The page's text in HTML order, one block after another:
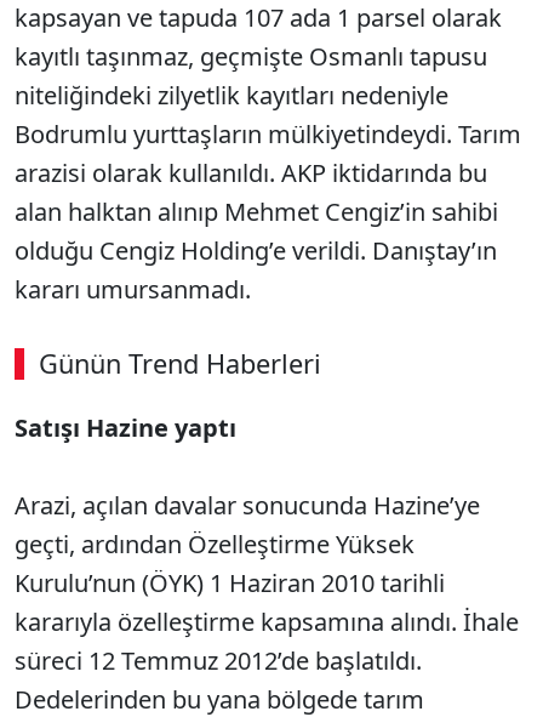
kapsayan ve tapuda 107 ada 1 parsel olarak
kayıtlı taşınmaz, geçmişte Osmanlı tapusu
niteliğindeki zilyetlik kayıtları nedeniyle
Bodrumlu yurttaşların mülkiyetindeydi. Tarım
arazisi olarak kullanıldı. AKP iktidarında bu
alan halktan alınıp Mehmet Cengiz’in sahibi
olduğu Cengiz Holding’e verildi. Danıştay’ın
kararı umursanmadı.
Günün Trend Haberleri
Satışı Hazine yaptı
Arazi, açılan davalar sonucunda Hazine’ye
geçti, ardından Özelleştirme Yüksek
Kurulu’nun (ÖYK) 1 Haziran 2010 tarihli
kararıyla özelleştirme kapsamına alındı. İhale
süreci 12 Temmuz 2012’de başlatıldı.
Dedelerinden bu yana bölgede tarım